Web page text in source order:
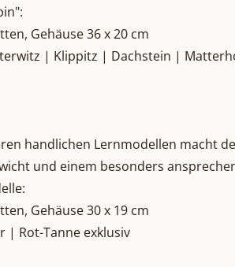
Gehäuse 36 x 20 cm
| Klippitz | Dachstein |
handlichen Lernmodellen macht
und einem besonders
Gehäuse 30 x 19 cm
| Rot-Tanne exklusiv